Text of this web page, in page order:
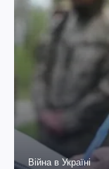
Війна в Україні